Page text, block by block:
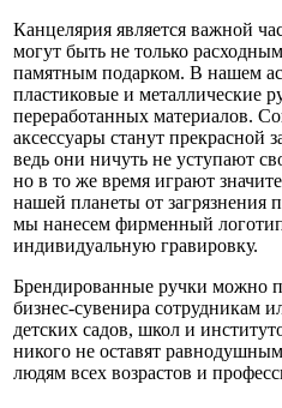
Канцелярия является важной
могут быть не только
памятным подарком. В нашем
пластиковые и металлические
переработанных материалов.
аксессуары станут
ведь они ничуть не уступают
но в то же время играют
нашей планеты от загрязнения
мы нанесем фирменный
индивидуальную гравировку.
Брендированные ручки можно
бизнес-сувенира сотрудникам
детских садов, школ и
никого не оставят
людям всех возрастов и